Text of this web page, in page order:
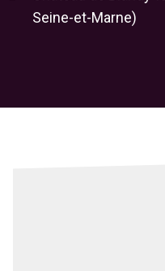
Seine-et-Marne)